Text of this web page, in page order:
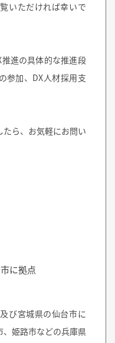
いただければ幸いで
進の具体的な推進段
参加、DX人材採用支
ら、お気軽にお問い
に拠点
び宮城県の仙台市に
姫路市などの兵庫県